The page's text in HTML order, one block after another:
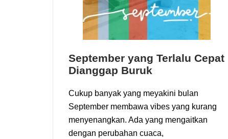
September yang Terlalu Cepat
Dianggap Buruk
Cukup banyak yang meyakini bulan
September membawa vibes yang kurang
menyenangkan. Ada yang mengaitkan
dengan perubahan cuaca,